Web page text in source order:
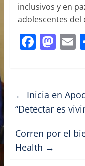
inclusivos y en
adolescentes del
F
e
b
o
k
M
o
d
n
E
l
← Inicia en
“Detectar es
Corren por el
Health →